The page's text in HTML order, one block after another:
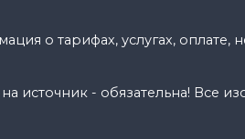
о тарифах, услугах, оплате,
источник - обязательна! Все